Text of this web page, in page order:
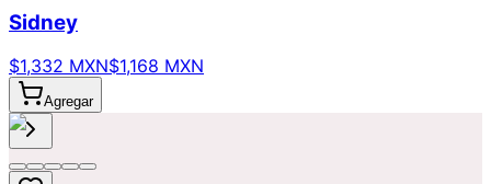
Sidney
$1,332 MXN$1,168 MXN
Agregar